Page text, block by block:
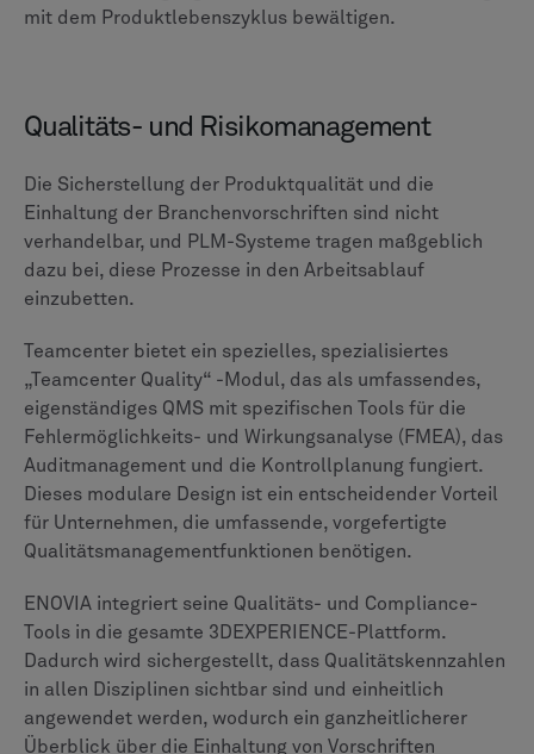
Die Benutzererfahrung von Teamcenter war ein
Oberfläche, aber einigeFeedback auf TrustRadius
weist darauf hin, dass der ältere Rich Client (RAC) als
überladen und veraltet wahrgenommen wird. Die Wahl
des Kunden kann sich erheblich auf die
Nutzerakzeptanz und die Interaktionen mit dem
Kundenservice auswirken.
Integration und Anpassung des
Ökosystems
Teamcenter ist eine zentrale Komponente des Siemens
Xcelerator-Portfolios und gewährleistet eine enge
Integration mit Siemens-Tools wie NX und Solid Edge
für CAD, Simcenter für Simulation und Opcenter für die
Fertigung.
Ein wesentliches Unterscheidungsmerkmal ist die
Multi-CAD-Unterstützung, mit der Daten aus einer
Vielzahl von Systemen, einschließlich CATIA V5, Creo